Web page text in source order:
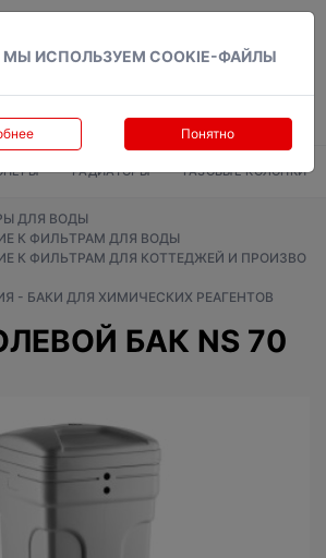
ИСПОЛЬЗУЕМ COOKIE-ФАЙЛЫ
Понятно
РАДИАТОРЫ ГАЗОВЫЕ КОЛОНКИ
ДЛЯ ВОДЫ
К ФИЛЬТРАМ ДЛЯ ВОДЫ
К ФИЛЬТРАМ ДЛЯ КОТТЕДЖЕЙ И ПРОИЗВО
- БАКИ ДЛЯ ХИМИЧЕСКИХ РЕАГЕНТОВ
БАК NS 70